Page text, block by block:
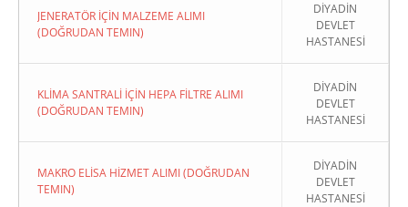
JENERATÖR İÇİN MALZEME ALIMI
(DOĞRUDAN TEMIN)
DİYADİN
DEVLET
HASTANESİ
KLİMA SANTRALİ İÇİN HEPA FİLTRE ALIMI
(DOĞRUDAN TEMIN)
DİYADİN
DEVLET
HASTANESİ
MAKRO ELİSA HİZMET ALIMI (DOĞRUDAN
TEMIN)
DİYADİN
DEVLET
HASTANESİ